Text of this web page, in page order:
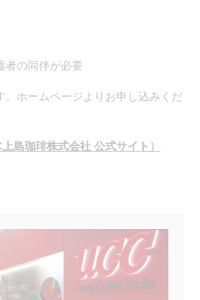
者の同伴が必要
ホームページよりお申し込みくだ
島珈琲株式会社 公式サイト）